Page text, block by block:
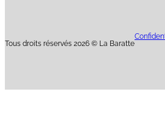
Tous droits réservés 2026 © La Baratte